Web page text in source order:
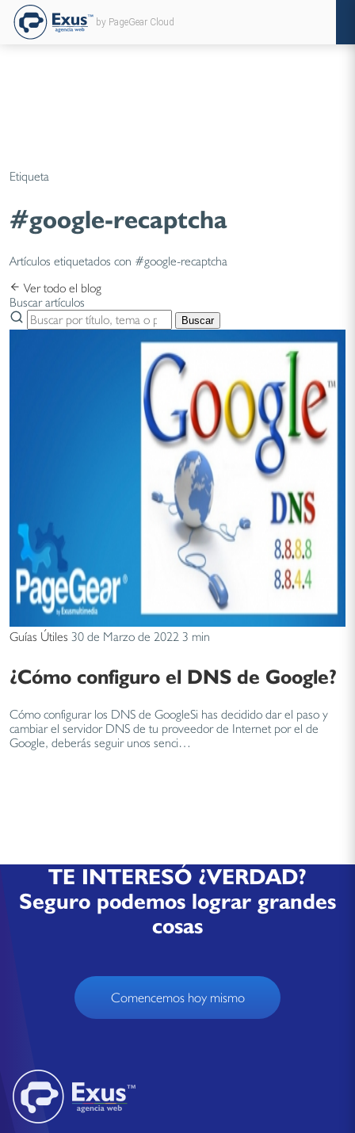
by PageGear Cloud
Etiqueta
#google-recaptcha
Artículos etiquetados con #google-recaptcha
Ver todo el blog
Buscar artículos
Buscar
Guías Útiles 30 de Marzo de 2022 3 min
¿Cómo configuro el DNS de Google?
Cómo configurar los DNS de GoogleSi has decidido dar el paso y
cambiar el servidor DNS de tu proveedor de Internet por el de
Google, deberás seguir unos senci…
TE INTERESÓ ¿VERDAD?
Seguro podemos lograr grandes
cosas
Comencemos hoy mismo